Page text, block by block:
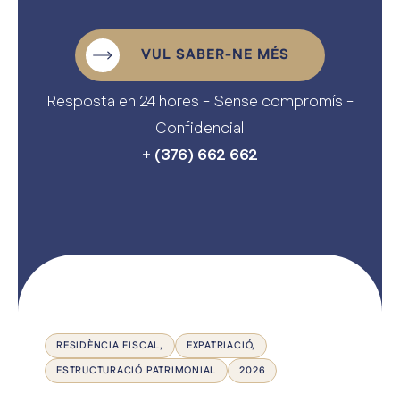
Benvingut/da
La nostra experiència
Sobre nosaltres
Carrera professional
Contacta amb nosaltres
VUL SABER-NE MÉS
Resposta en 24 hores - Sense compromís -
Confidencial
+ (376) 662 662
RESIDÈNCIA FISCAL,
EXPATRIACIÓ,
ESTRUCTURACIÓ PATRIMONIAL
2026